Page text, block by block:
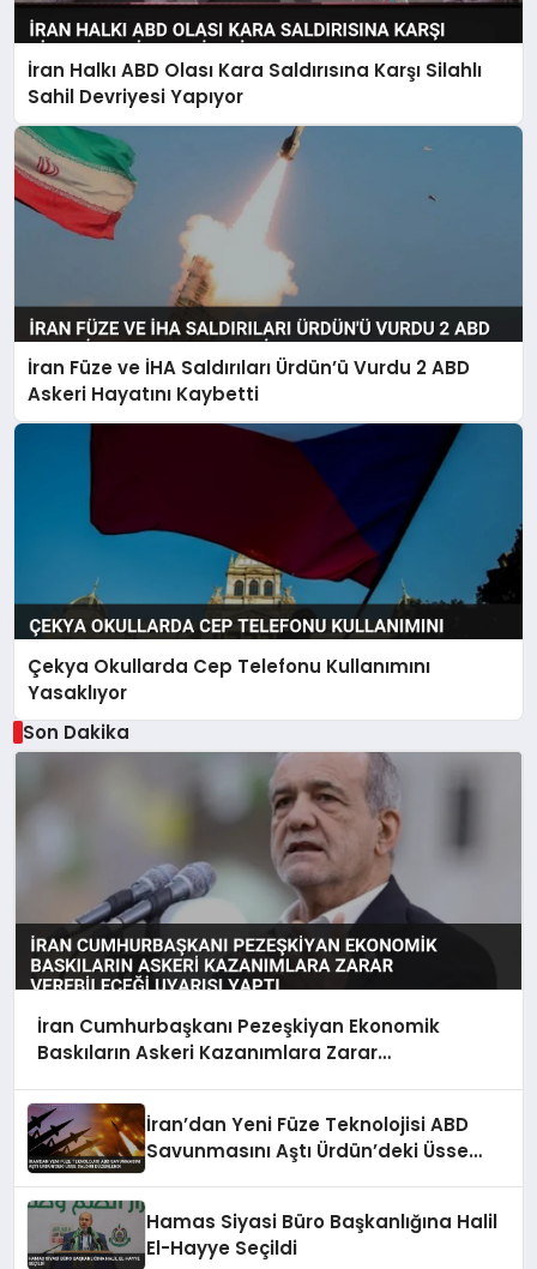
İran Halkı ABD Olası Kara Saldırısına Karşı Silahlı
Sahil Devriyesi Yapıyor
İran Füze ve İHA Saldırıları Ürdün’ü Vurdu 2 ABD
Askeri Hayatını Kaybetti
Çekya Okullarda Cep Telefonu Kullanımını
Yasaklıyor
Son Dakika
İran Cumhurbaşkanı Pezeşkiyan Ekonomik
Baskıların Askeri Kazanımlara Zarar
İran’dan Yeni Füze Teknolojisi ABD
Savunmasını Aştı Ürdün’deki Üsse
Hamas Siyasi Büro Başkanlığına Halil
El-Hayye Seçildi